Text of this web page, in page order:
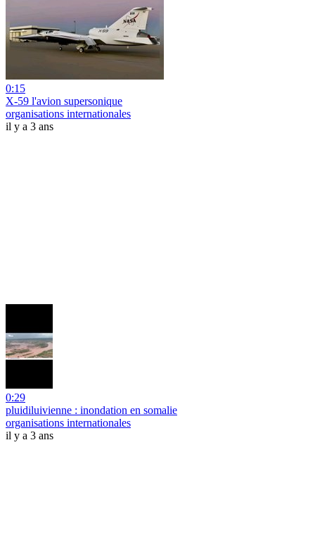
0:15
X-59 l'avion supersonique
organisations internationales
il y a 3 ans
0:29
pluidiluivienne : inondation en somalie
organisations internationales
il y a 3 ans